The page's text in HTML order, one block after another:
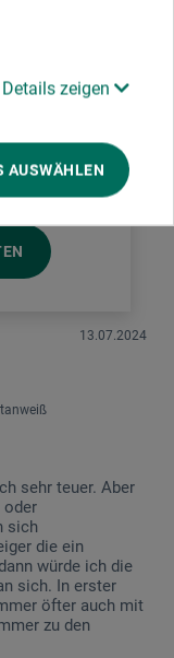
Details zeigen
AUSWÄHLEN
0
Produkt
13.07.2024
sehr teuer. Aber
oder
sich
die ein
würde ich die
sich. In erster
öfter auch mit
zu den